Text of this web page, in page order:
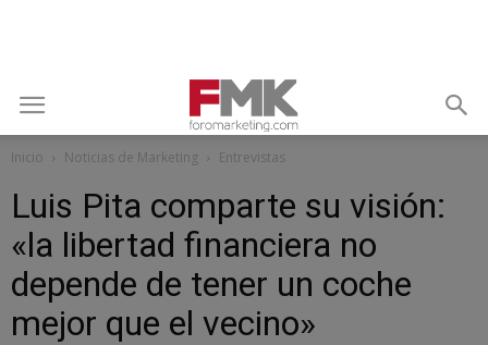
Inicio Noticias de Marketing Entrevistas
Luis Pita comparte su visión:
«la libertad financiera no
depende de tener un coche
mejor que el vecino»